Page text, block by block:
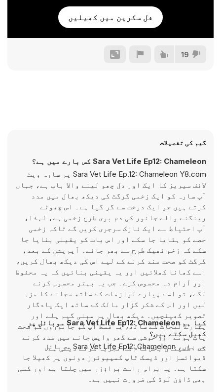
فل سکرین میں کھیلیں
19
گیم کی تفصیلات
Sara Vet Life Ep12: Chameleon کس بارے میں ہے؟
Sara Vet Life Ep.12: Chameleon Y8.com پر سارہ ویٹ
لائف سیریز کا ایک اور دل چھو لینے والا باب ہے، جہاں
آپ سارہ کو ایک زخمی گرگٹ کی دیکھ بھال میں مدد
کرتے ہیں جو ایک درخت سے گر گیا ہے۔ اس چھوٹے
رینگنے والے جانور کی دم بری طرح زخمی ہے، لہذا،
آپ احتیاط سے ایک نازک سرجری کریں گے تاکہ زخمی
حصے کو ہٹایا جا سکے اور اس بات کو یقینی بنایا جا
سکے کہ زخم ٹھیک طرح سے بھر جائے۔ آپریشن کے بعد،
گرگٹ کو صحت مند کرنے کے لیے اس کی دیکھ بھال کریں،
اسے کھانا کھلائیں اور یہ یقینی بنائیں کہ یہ محفوظ
اور آرام دہ محسوس کرے۔ جب یہ بہتر محسوس کرنے
لگے، تو اسے پیارے لوازمات کے ساتھ سجانے کا مزہ
لیں اور اس کے شکر گزار مالک کے ساتھ ایک یادگار
تصویر کھینچیں۔ دیکھ بھال پر مبنی گیم پلے اور
پیارے لمحات کے ساتھ، یہ قسط آپ کو جانوروں کو صحت
یاب ہونے اور خوشی سے گھر واپس جانے میں مدد کرنے
کے اطمینان بخش کام کا تجربہ کرنے دیتی ہے۔
کیا ہم Sara Vet Life Ep12: Chameleon موبائل پر
کھیل سکتے ہیں؟
جی ہاں، Sara Vet Life Ep12: Chameleon موبائل
ڈیوائسز اور ڈیسک ٹاپ کمپیوٹرز دونوں پر کھیلا جا
سکتا ہے۔ یہ براہِ راست براؤزر میں چلتا ہے اور کسی
بھی ڈاؤن لوڈ کی ضرورت نہیں ہے۔